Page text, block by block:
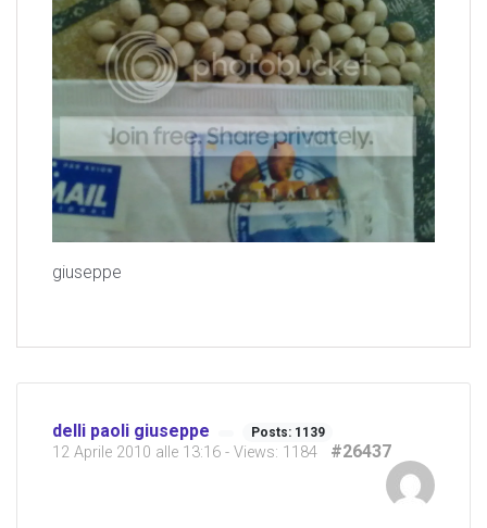
giuseppe
delli paoli giuseppe Posts: 1139
12 Aprile 2010 alle 13:16 - Views: 1184 #26437